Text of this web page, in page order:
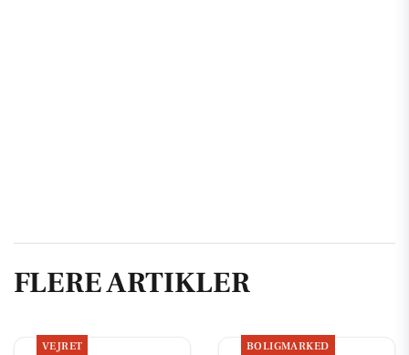
FLERE ARTIKLER
VEJRET BOLIGMARKED